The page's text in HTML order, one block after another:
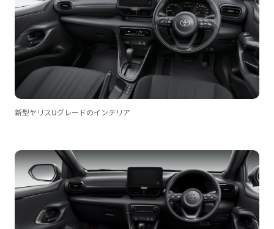
新型ヤリスUグレードのインテリア